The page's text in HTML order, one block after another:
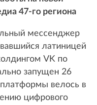
47-го региона
мессенджер
латиницей
VK по
запущен 26
велось в
цифрового